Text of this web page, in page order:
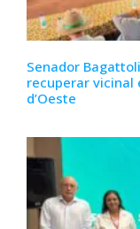
Senador
recuperar vicinal
d’Oeste